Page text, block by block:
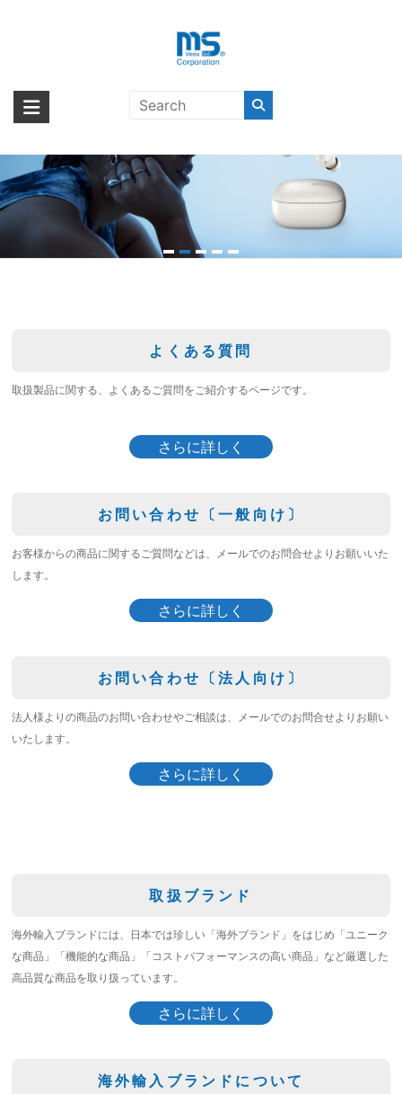
海外輸入ブランド商品｜株式会社
海外事業部が取り揃えている海外輸入商品には、日本では珍しい「海外ブ
ランド」をはじめ「ユニークな商品」「機能的な商品」「コストパフォー
よくある質問
取扱製品に関する、よくあるご質問をご紹介するページです。
さらに詳しく
お問い合わせ〔一般向け〕
お客様からの商品に関するご質問などは、メールでのお問合せよりお願いいた
します。
さらに詳しく
お問い合わせ〔法人向け〕
法人様よりの商品のお問い合わせやご相談は、メールでのお問合せよりお願い
いたします。
さらに詳しく
取扱ブランド
海外輸入ブランドには、日本では珍しい「海外ブランド」をはじめ「ユニーク
な商品」「機能的な商品」「コストパフォーマンスの高い商品」など厳選した
高品質な商品を取り扱っています。
さらに詳しく
海外輸入ブランドについて